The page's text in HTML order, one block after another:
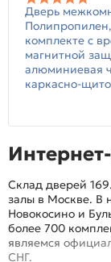
Дверь
комплекте с
магнитной
алюминиевая
каркасно-
Склад дверей
залы в Москве. В
Новокосино и
более 700
являемся
СНГ.